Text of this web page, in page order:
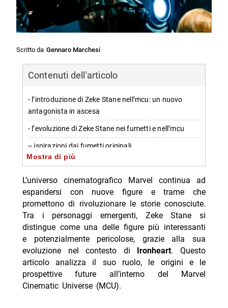
Scritto da Gennaro Marchesi
Contenuti dell'articolo
- l’introduzione di Zeke Stane nell’mcu: un nuovo
antagonista in ascesa
- l’evoluzione di Zeke Stane nei fumetti e nell’mcu
-- ispirazioni dai fumetti originali
-- caratteristiche distintive nell’mcu
- il futuro di zeke stane nel marvel cinematic universe
- potenziali sviluppi futuri: da alleato a villain?
-- connessioni con altri personaggi dell’mcu
-- Scopri di più da Jump the shark
-- RispondiAnnulla risposta
- Milan-Chelsea amichevole stasera Nove 21:30
differita
Mostra di più
L’universo cinematografico Marvel continua ad
espandersi con nuove figure e trame che
promettono di rivoluzionare le storie conosciute.
Tra i personaggi emergenti, Zeke Stane si
distingue come una delle figure più interessanti
e potenzialmente pericolose, grazie alla sua
evoluzione nel contesto di Ironheart. Questo
articolo analizza il suo ruolo, le origini e le
prospettive future all’interno del Marvel
Cinematic Universe (MCU).